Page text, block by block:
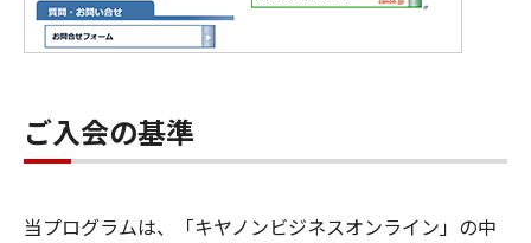
ご入会の基準
当プログラムは、「キヤノンビジネスオンライン」の中